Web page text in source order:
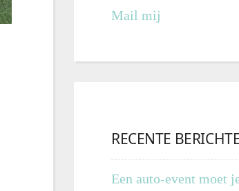
Mail mij
RECENTE
Een auto-event moet